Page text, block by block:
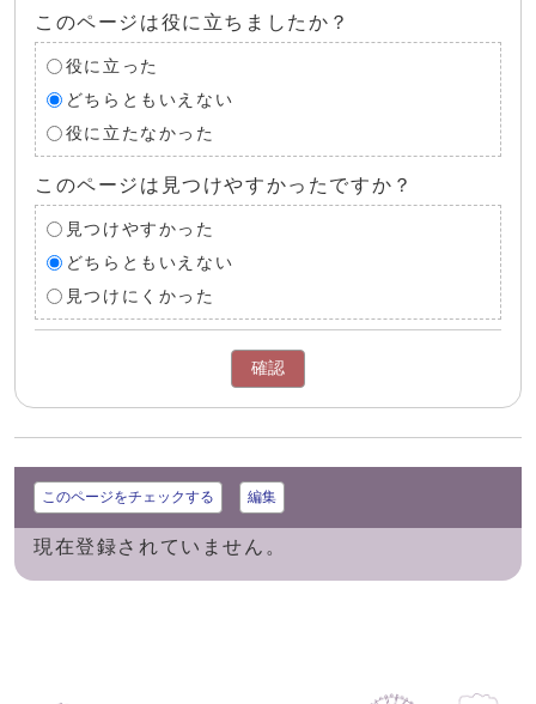
このページは役に立ちましたか？
役に立った
どちらともいえない
役に立たなかった
このページは見つけやすかったですか？
見つけやすかった
どちらともいえない
見つけにくかった
確認
このページをチェックする 編集
現在登録されていません。